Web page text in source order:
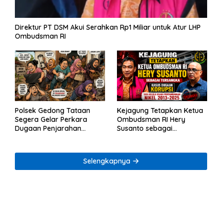
Direktur PT DSM Akui Serahkan Rp1 Miliar untuk Atur LHP
Ombudsman RI
Polsek Gedong Tataan
Segera Gelar Perkara
Dugaan Penjarahan
Kejagung Tetapkan Ketua
Ombudsman RI Hery
Susanto sebagai
Tambang Nikel
Selengkapnya